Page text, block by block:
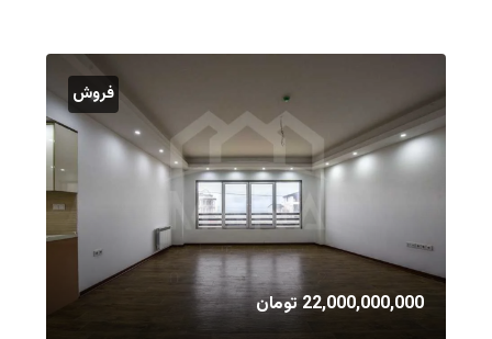
فروش
22,000,000,000 تومان